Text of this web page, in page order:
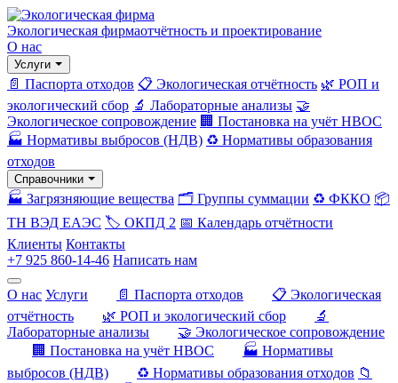
Экологическая фирмаотчётность и проектирование
О нас
Услуги
📄 Паспорта отходов 📋 Экологическая отчётность 🌿 РОП и
экологический сбор 🔬 Лабораторные анализы 🤝
Экологическое сопровождение 🏢 Постановка на учёт НВОС
🏭 Нормативы выбросов (НДВ) ♻️ Нормативы образования
отходов
Справочники
🏭 Загрязняющие вещества 🗂️ Группы суммации ♻️ ФККО 📦
ТН ВЭД ЕАЭС 🏷️ ОКПД 2 📅 Календарь отчётности
Клиенты Контакты
+7 925 860-14-46 Написать нам
О нас Услуги 📄 Паспорта отходов
📋 Экологическая
отчётность
🌿 РОП и экологический сбор
🔬
Лабораторные анализы
🤝 Экологическое сопровождение
🏢 Постановка на учёт НВОС
🏭 Нормативы
выбросов (НДВ)
♻️ Нормативы образования отходов 📁